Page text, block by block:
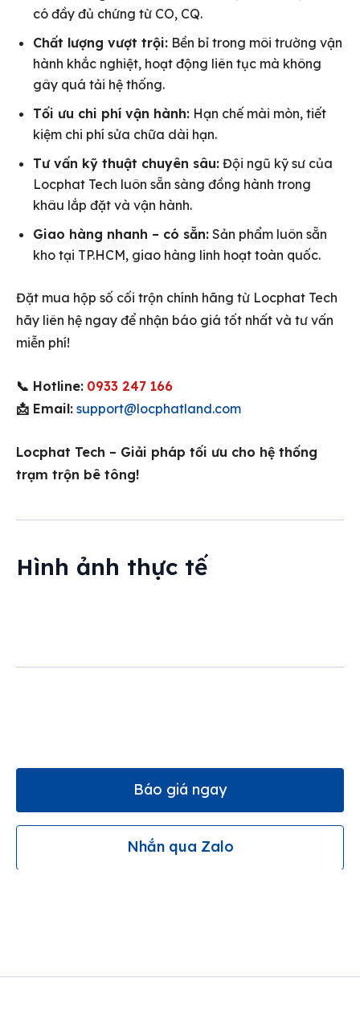
có đầy đủ chứng từ CO, CQ.
Chất lượng vượt trội: Bền bỉ trong môi trường vận
hành khắc nghiệt, hoạt động liên tục mà không
gây quá tải hệ thống.
Tối ưu chi phí vận hành: Hạn chế mài mòn, tiết
kiệm chi phí sửa chữa dài hạn.
Tư vấn kỹ thuật chuyên sâu: Đội ngũ kỹ sư của
Locphat Tech luôn sẵn sàng đồng hành trong
khâu lắp đặt và vận hành.
Giao hàng nhanh – có sẵn: Sản phẩm luôn sẵn
kho tại TP.HCM, giao hàng linh hoạt toàn quốc.
Đặt mua hộp số cối trộn chính hãng từ Locphat Tech
hãy liên hệ ngay để nhận báo giá tốt nhất và tư vấn
miễn phí!
📞 Hotline: 0933 247 166
📩 Email: support@locphatland.com
Locphat Tech – Giải pháp tối ưu cho hệ thống
trạm trộn bê tông!
Hình ảnh thực tế
Báo giá ngay
Nhắn qua Zalo